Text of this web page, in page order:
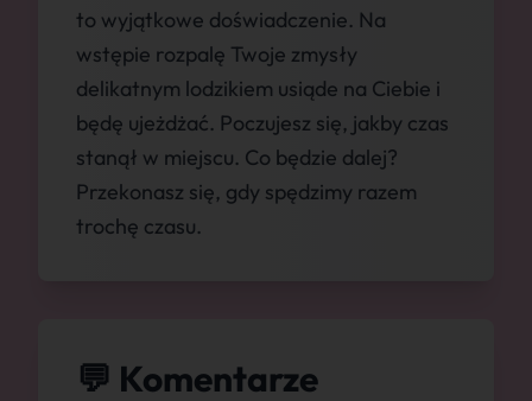
to wyjątkowe doświadczenie. Na
wstępie rozpalę Twoje zmysły
delikatnym lodzikiem usiąde na Ciebie i
będę ujeżdżać. Poczujesz się, jakby czas
stanął w miejscu. Co będzie dalej?
Przekonasz się, gdy spędzimy razem
trochę czasu.
💬 Komentarze